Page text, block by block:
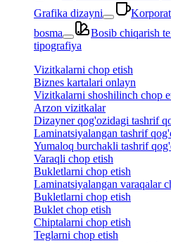
Grafika dizayni
bosma
Bosib chiqarish
tipografiya
Vizitkalarni chop etish
Biznes kartalari onlayn
Vizitkalarni shoshilinch chop
Arzon vizitkalar
Dizayner qog'ozidagi tashrif
Laminatsiyalangan tashrif
Yumaloq burchakli tashrif
Varaqli chop etish
Bukletlarni chop etish
Laminatsiyalangan varaqalar
Bukletlarni chop etish
Buklet chop etish
Chiptalarni chop etish
Teglarni chop etish